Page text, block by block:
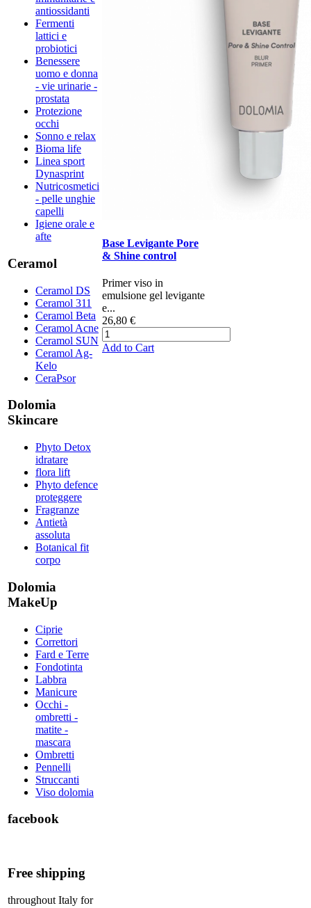
antiossidanti
Fermenti
lattici e
probiotici
Benessere
uomo e donna
- vie urinarie -
prostata
Protezione
occhi
Sonno e relax
Bioma life
Linea sport
Dynasprint
Nutricosmetici
- pelle unghie
capelli
Igiene orale e
afte
Ceramol
Ceramol DS
Ceramol 311
Ceramol Beta
Ceramol Acne
Ceramol SUN
Ceramol Ag-
Kelo
CeraPsor
Dolomia
Skincare
Phyto Detox
idratare
flora lift
Phyto defence
proteggere
Fragranze
Antietà
assoluta
Botanical fit
corpo
Dolomia
MakeUp
Ciprie
Correttori
Fard e Terre
Fondotinta
Labbra
Manicure
Occhi -
ombretti -
matite -
mascara
Ombretti
Pennelli
Struccanti
Viso dolomia
facebook
Free shipping
throughout Italy for
Base Levigante Pore
& Shine control
Primer viso in
emulsione gel levigante
e...
26,80 €
Add to Cart